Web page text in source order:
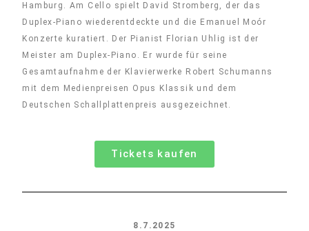
Hamburg. Am Cello spielt David Stromberg, der das
Duplex-Piano wiederentdeckte und die Emanuel Moór
Konzerte kuratiert. Der Pianist Florian Uhlig ist der
Meister am Duplex-Piano. Er wurde für seine
Gesamtaufnahme der Klavierwerke Robert Schumanns
mit dem Medienpreisen Opus Klassik und dem
Deutschen Schallplattenpreis ausgezeichnet.
Tickets kaufen
8.7.2025